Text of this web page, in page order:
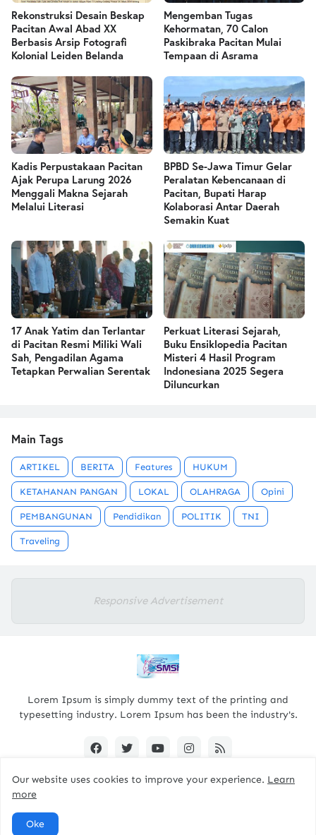
Rekonstruksi Desain Beskap
Pacitan Awal Abad XX
Berbasis Arsip Fotografi
Kolonial Leiden Belanda
Mengemban Tugas
Kehormatan, 70 Calon
Paskibraka Pacitan Mulai
Tempaan di Asrama
Kadis Perpustakaan Pacitan
Ajak Perupa Larung 2026
Menggali Makna Sejarah
Melalui Literasi
BPBD Se-Jawa Timur Gelar
Peralatan Kebencanaan di
Pacitan, Bupati Harap
Kolaborasi Antar Daerah
Semakin Kuat
17 Anak Yatim dan Terlantar
di Pacitan Resmi Miliki Wali
Sah, Pengadilan Agama
Tetapkan Perwalian Serentak
Perkuat Literasi Sejarah,
Buku Ensiklopedia Pacitan
Misteri 4 Hasil Program
Indonesiana 2025 Segera
Diluncurkan
Main Tags
ARTIKEL BERITA Features HUKUM
KETAHANAN PANGAN LOKAL OLAHRAGA Opini
PEMBANGUNAN Pendidikan POLITIK TNI
Traveling
Responsive Advertisement
Lorem Ipsum is simply dummy text of the printing and
typesetting industry. Lorem Ipsum has been the industry's.
Our website uses cookies to improve your experience. Learn
more
Oke